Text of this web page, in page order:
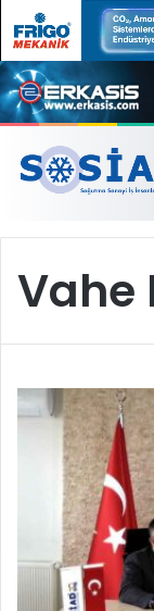
Vahe